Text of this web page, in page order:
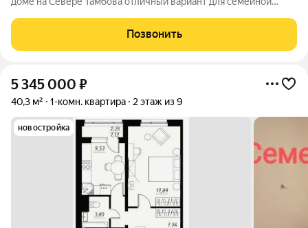
2027 года Почему стоит рассмотреть эту квартиру? Выгодные
условия по семейной
Позвонить
5 345 000 ₽
40,3 м² 1-комн. квартира 2 этаж из 9
новостройка